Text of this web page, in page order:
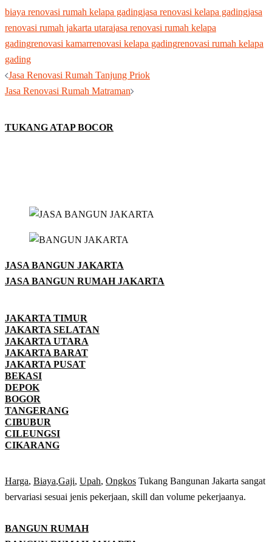
biaya renovasi rumah kelapa gadingjasa renovasi kelapa gadingjasa
renovasi rumah jakarta utarajasa renovasi rumah kelapa
gadingrenovasi kamarrenovasi kelapa gadingrenovasi rumah kelapa
gading
Post
navigation
Jasa Renovasi Rumah Tanjung Priok
Jasa Renovasi Rumah Matraman
TUKANG ATAP BOCOR
JASA BANGUN JAKARTA
JASA BANGUN RUMAH JAKARTA
JAKARTA TIMUR
JAKARTA SELATAN
JAKARTA UTARA
JAKARTA BARAT
JAKARTA PUSAT
BEKASI
DEPOK
BOGOR
TANGERANG
CIBUBUR
CILEUNGSI
CIKARANG
Harga, Biaya,Gaji, Upah, Ongkos Tukang Bangunan Jakarta sangat
bervariasi sesuai jenis pekerjaan, skill dan volume pekerjaanya.
BANGUN RUMAH